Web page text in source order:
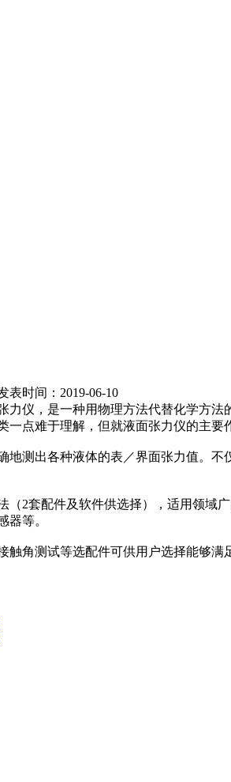
间：2019-06-10
，是一种用物理方法代替化学方法
一点难于理解，但就液面张力仪的主
测出各种液体的表／界面张力值。不
套配件及软件供选择），适用领域广
器等。
测试等选配件可供用户选择能够满